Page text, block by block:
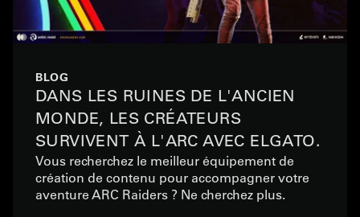
BLOG
DANS LES RUINES DE L'ANCIEN
MONDE, LES CRÉATEURS
SURVIVENT À L'ARC AVEC ELGATO.
Vous recherchez le meilleur équipement de
création de contenu pour accompagner votre
aventure ARC Raiders ? Ne cherchez plus.